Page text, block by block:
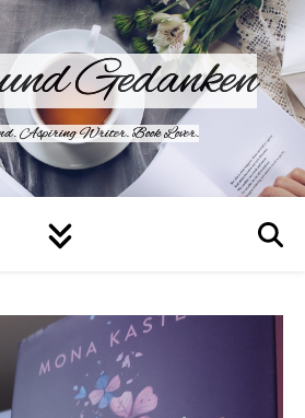
Gedanken
Aspiring Writer. Book Lover.